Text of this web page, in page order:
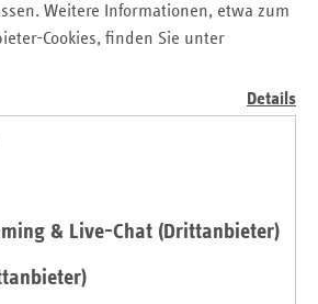
Weitere Informationen, etwa zum
Cookies, finden Sie unter
Details
& Live-Chat (Drittanbieter)
Prävention ist eine
der
(BKK), der AOK, der
(IKK), der KNAPPSCHAFT und der
Zweck der Prüfstelle ist die
damit die Kosten
die gesetzlichen Krankenkassen
Die Fördervoraussetzungen sind